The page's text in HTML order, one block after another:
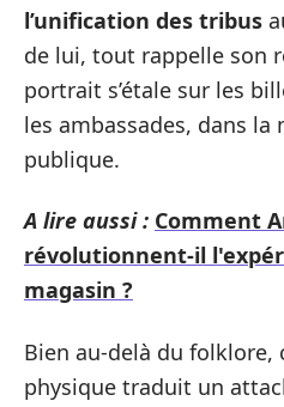
l’unification des tribus
de lui, tout rappelle son
portrait s’étale sur les
les ambassades, dans
publique.
A lire aussi : Comment
révolutionnent-il
magasin ?
Bien au-delà du folklore,
physique traduit un